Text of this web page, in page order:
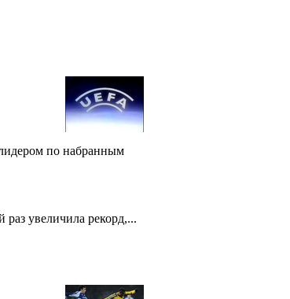
по набранным
увеличила рекорд,...